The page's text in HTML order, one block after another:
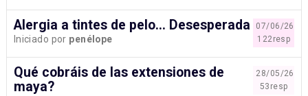
07/06/26
122resp
Alergia a tintes de pelo... Desesperada
Iniciado por penélope
28/05/26
53resp
Qué cobráis de las extensiones de
maya?